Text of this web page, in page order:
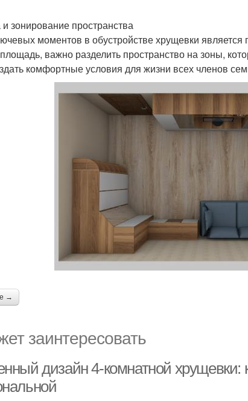
зонирование пространства
моментов в обустройстве хрущевки
важно разделить пространство на зоны,
комфортные условия для жизни всех членов
→
заинтересовать
дизайн 4-комнатной хрущевки: